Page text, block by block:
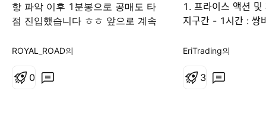
항 파악 이후 1분봉으로 공매도 타
점 진입했습니다 ㅎㅎ 앞으로 계속
ROYAL_ROAD의
0
1. 프라이스 액션
지구간 - 1시간 :
확인거래 4. 참고 - 5.
패턴(쌍바닥) -
EriTrading의
3